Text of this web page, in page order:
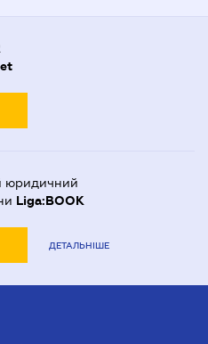
юридичний
Liga:BOOK
ДЕТАЛЬНІШЕ